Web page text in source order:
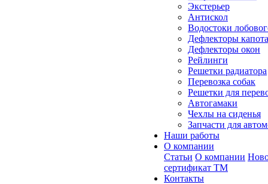
Экстерьер
Антискол
Водостоки
Дефлекторы капота
Дефлекторы окон
Рейлинги
Решетки радиатора
Перевозка собак
Решетки для
Автогамаки
Чехлы на сиденья
Запчасти для
Наши работы
О компании
Статьи О компании
сертификат ТМ
Контакты